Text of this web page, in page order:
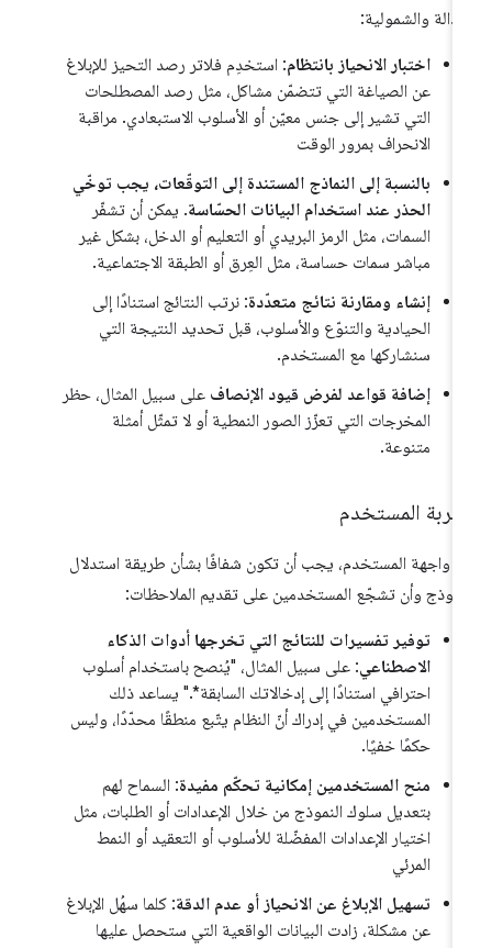
والشمولية:
اختبار الانحياز بانتظام: استخدِم فلاتر رصد التحيز للإبلاغ
عن الصياغة التي تتضمّن مشاكل، مثل رصد المصطلحات
التي تشير إلى جنس معيّن أو الأسلوب الاستبعادي. مراقبة
الانحراف بمرور الوقت
بالنسبة إلى النماذج المستندة إلى التوقّعات، يجب توخّي
الحذر عند استخدام البيانات الحسّاسة. يمكن أن تشفّر
السمات، مثل الرمز البريدي أو التعليم أو الدخل، بشكل غير
مباشر سمات حساسة، مثل العِرق أو الطبقة الاجتماعية.
إنشاء ومقارنة نتائج متعدّدة: نرتب النتائج استنادًا إلى
الحيادية والتنوّع والأسلوب، قبل تحديد النتيجة التي
سنشاركها مع المستخدم.
إضافة قواعد لفرض قيود الإنصافعلى سبيل المثال، حظر
المخرجات التي تعزّز الصور النمطية أو لا تمثّل أمثلة
متنوعة.
المستخدم
واجهة المستخدم، يجب أن تكون شفافًا بشأن طريقة استدلال
وأن تشجّع المستخدمين على تقديم الملاحظات:
توفير تفسيرات للنتائج التي تخرجها أدوات الذكاء
الاصطناعي: على سبيل المثال، "يُنصح باستخدام أسلوب
احترافي استنادًا إلى إدخالاتك السابقة*." يساعد ذلك
المستخدمين في إدراك أنّ النظام يتّبع منطقًا محدّدًا، وليس
حكمًا خفيًا.
منح المستخدمين إمكانية تحكّم مفيدة: السماح لهم
بتعديل سلوك النموذج من خلال الإعدادات أو الطلبات، مثل
اختيار الإعدادات المفضّلة للأسلوب أو التعقيد أو النمط
المرئي
تسهيل الإبلاغ عن الانحياز أو عدم الدقة: كلما سهُل الإبلاغ
عن مشكلة، زادت البيانات الواقعية التي ستحصل عليها